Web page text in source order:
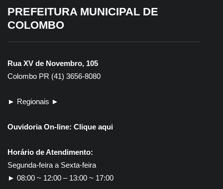
PREFEITURA MUNICIPAL DE
COLOMBO
Rua XV de Novembro, 105
Colombo PR (41) 3656-8080
► Regionais ►
Ouvidoria On-line: Clique aqui
Horário de Atendimento:
Segunda-feira a Sexta-feira
► 08:00 ~ 12:00 – 13:00 ~ 17:00